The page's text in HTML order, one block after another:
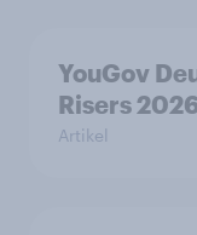
YouGov
Risers
Artikel